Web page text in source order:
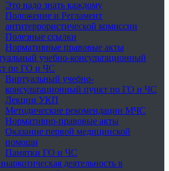
Это надо знать каждому
Положение и Регламент
антитеррористической комиссии
Полезные ссылки
Нормативные правовые акты
учебно-консультационный
по ГО и ЧС
Виртуальный учебно-
консультационный пункт по ГО и ЧС
Лекции УКП
Методические рекомендации МЧС
Нормативно-правовые акты
Оказание первой медицинской
помощи
Памятки ГО и ЧС
деятельность в